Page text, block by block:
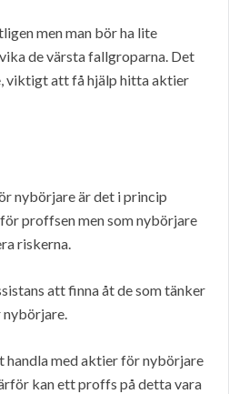
men man bör ha lite
de värsta fallgroparna. Det
viktigt att få hjälp hitta aktier
nybörjare är det i princip
proffsen men som nybörjare
riskerna.
att finna åt de som tänker
med aktier för nybörjare
kan ett proffs på detta vara